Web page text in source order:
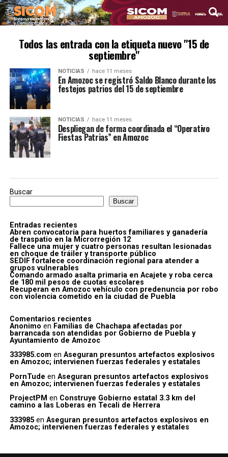
Todos las entrada con la etiqueta nuevo "15 de
septiembre"
NOTICIAS hace 11 meses
En Amozoc se registró Saldo Blanco durante los
festejos patrios del 15 de septiembre
NOTICIAS hace 11 meses
Despliegan de forma coordinada el “Operativo
Fiestas Patrias” en Amozoc
Buscar
Buscar
Entradas recientes
Abren convocatoria para huertos familiares y ganadería
de traspatio en la Microrregión 12
Fallece una mujer y cuatro personas resultan lesionadas
en choque de tráiler y transporte público
SEDIF fortalece coordinación regional para atender a
grupos vulnerables
Comando armado asalta primaria en Acajete y roba cerca
de 180 mil pesos de cuotas escolares
Recuperan en Amozoc vehículo con predenuncia por robo
con violencia cometido en la ciudad de Puebla
Comentarios recientes
Anonimo en Familias de Chachapa afectadas por
barrancada son atendidas por Gobierno de Puebla y
Ayuntamiento de Amozoc
333985.com en Aseguran presuntos artefactos explosivos
en Amozoc; intervienen fuerzas federales y estatales
PornTude en Aseguran presuntos artefactos explosivos
en Amozoc; intervienen fuerzas federales y estatales
ProjectPM en Construye Gobierno estatal 3.3 km del
camino a las Loberas en Tecali de Herrera
333985en Aseguran presuntos artefactos explosivos en
Amozoc; intervienen fuerzas federales y estatales